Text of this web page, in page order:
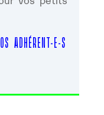
ADHÉRENT-E-S